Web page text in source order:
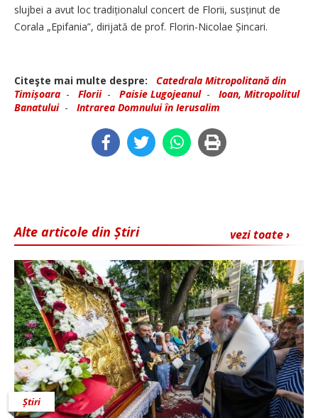
slujbei a avut loc tradiționalul concert de Florii, susținut de
Corala „Epifania”, dirijată de prof. Florin-Nicolae Șincari.
Citeşte mai multe despre:
Catedrala Mitropolitană din
Timișoara - Florii- Paisie Lugojeanul- Ioan, Mitropolitul
Banatului- Intrarea Domnului în Ierusalim
vezi toate ›
Alte articole din Știri
Știri